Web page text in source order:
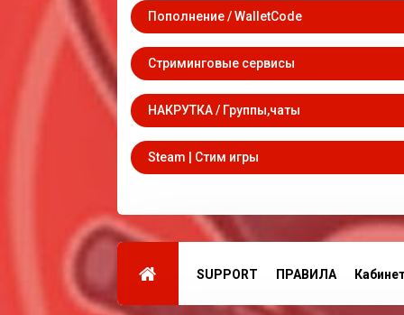
Пополнение / WalletCode
Стриминговые сервисы
НАКРУТКА / Группы,чаты
Steam | Стим игры
SUPPORT ПРАВИЛА